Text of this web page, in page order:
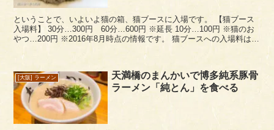
ということで、いよいよ猫の箱、猫ブースに入場です。 【猫ブース
入場料】 30分…300円 60分…600円 ※延長 10分…100円 ※猫のお
やつ…200円 ※2016年8月時点の情報です。 猫ブースへの入場料は30
[大阪] ラーメン
天満橋のまんかいで博多純系豚骨
ラーメン「純とん」を食べる